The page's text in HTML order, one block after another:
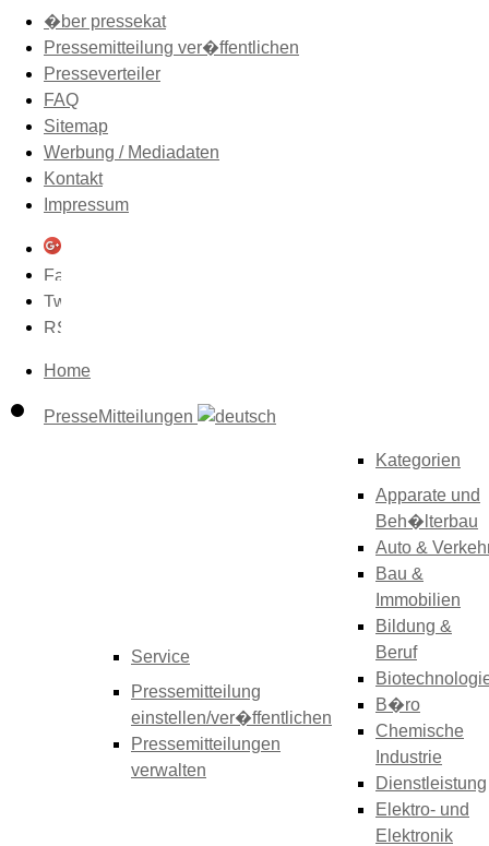
�ber pressekat
Pressemitteilung ver�ffentlichen
Presseverteiler
FAQ
Sitemap
Werbung / Mediadaten
Kontakt
Impressum
Home
PresseMitteilungen
Service
Pressemitteilung
einstellen/ver�ffentlichen
Pressemitteilungen
verwalten
Kategorien
Apparate und
Beh�lterbau
Auto &
Bau &
Immobilien
Bildung &
Beruf
B�ro
Chemische
Industrie
Dienstleistung
Elektro- und
Elektronik